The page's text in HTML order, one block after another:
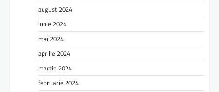
august 2024
iunie 2024
mai 2024
aprilie 2024
martie 2024
februarie 2024